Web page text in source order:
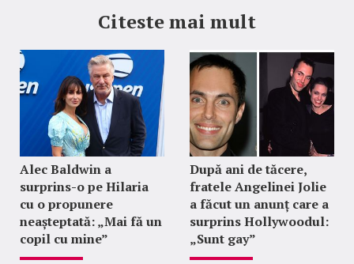
Citeste mai mult
Alec Baldwin a
surprins-o pe Hilaria
cu o propunere
neașteptată: „Mai fă un
copil cu mine”
După ani de tăcere,
fratele Angelinei Jolie
a făcut un anunț care a
surprins Hollywoodul:
„Sunt gay”